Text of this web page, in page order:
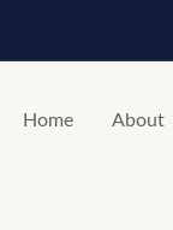
Home
About